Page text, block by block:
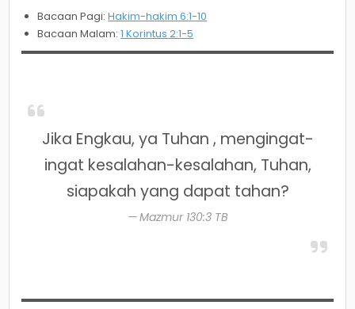
Bacaan Pagi:Hakim-hakim 6:1-10
Bacaan Malam:1 Korintus 2:1-5
Jika Engkau, ya Tuhan , mengingat-
ingat kesalahan-kesalahan, Tuhan,
siapakah yang dapat tahan?
Mazmur 130:3 TB